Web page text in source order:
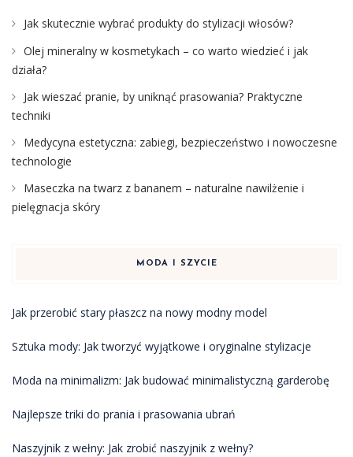
Jak skutecznie wybrać produkty do stylizacji włosów?
Olej mineralny w kosmetykach – co warto wiedzieć i jak
działa?
Jak wieszać pranie, by uniknąć prasowania? Praktyczne
techniki
Medycyna estetyczna: zabiegi, bezpieczeństwo i nowoczesne
technologie
Maseczka na twarz z bananem – naturalne nawilżenie i
pielęgnacja skóry
MODA I SZYCIE
Jak przerobić stary płaszcz na nowy modny model
Sztuka mody: Jak tworzyć wyjątkowe i oryginalne stylizacje
Moda na minimalizm: Jak budować minimalistyczną garderobę
Najlepsze triki do prania i prasowania ubrań
Naszyjnik z wełny: Jak zrobić naszyjnik z wełny?